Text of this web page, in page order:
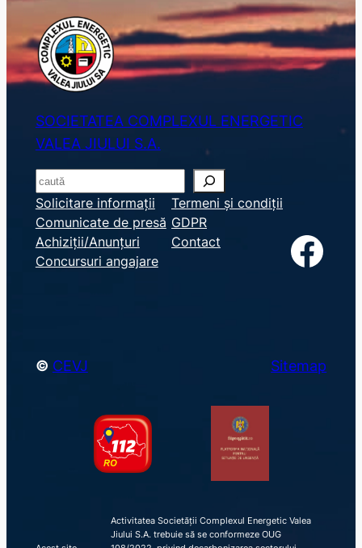
SOCIETATEA COMPLEXUL ENERGETIC
VALEA JIULUI S.A.
S
e
a
r
c
Solicitare informații
Comunicate de presă
Achiziții/Anunțuri
Concursuri angajare
Termeni și condiții
GDPR
Contact
Facebook
© CEVJ Sitemap
Activitatea Societății Complexul Energetic Valea
Jiului S.A. trebuie să se conformeze OUG